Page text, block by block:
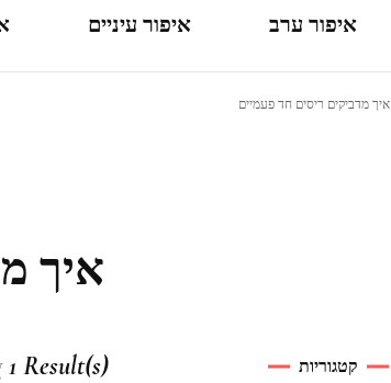
איפור ערב איפור עיניים
איך מדביקים ריסים חד פעמיים
איך
1 Result(s) קטגוריות